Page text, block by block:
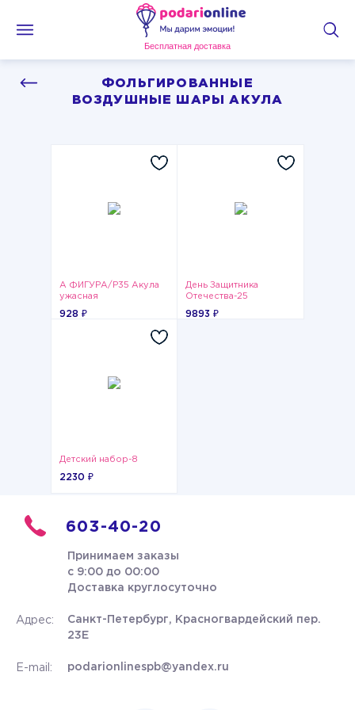
Бесплатная доставка
ФОЛЬГИРОВАННЫЕ
ВОЗДУШНЫЕ ШАРЫ АКУЛА
А ФИГУРА/P35 Акула
ужасная
928 ₽
День Защитника
Отечества-25
9893 ₽
Детский набор-8
2230 ₽
603-40-20
Принимаем заказы
с 9:00 до 00:00
Доставка круглосуточно
Адрес:
Санкт-Петербург, Красногвардейский пер.
23Е
E-mail: podarionlinespb@yandex.ru